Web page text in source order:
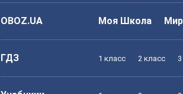
OBOZ.UA Моя Школа Мир
ГДЗ 1 класс 2 класс